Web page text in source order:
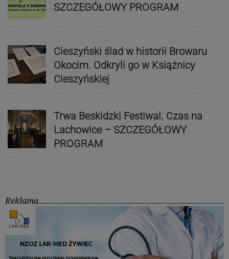
SZCZEGÓŁOWY PROGRAM
Cieszyński ślad w historii Browaru
Okocim. Odkryli go w Książnicy
Cieszyńskiej
Trwa Beskidzki Festiwal. Czas na
Lachowice – SZCZEGÓŁOWY
PROGRAM
Reklama